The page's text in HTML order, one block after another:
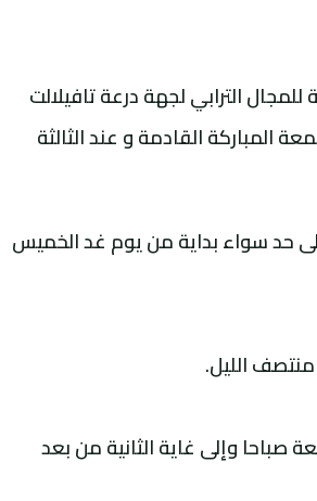
الترابي لجهة درعة تافيلالت
المباركة القادمة و عند الثالثة
حد سواء بداية من يوم غد الخميس
الليل.
وإلى غاية الثانية من بعد